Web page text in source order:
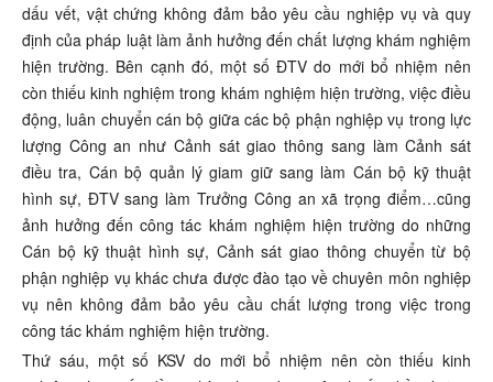
dấu vết, vật chứng không đảm bảo yêu cầu nghiệp vụ và quy
định của pháp luật làm ảnh hưởng đến chất lượng khám nghiệm
hiện trường. Bên cạnh đó, một số ĐTV do mới bổ nhiệm nên
còn thiếu kinh nghiệm trong khám nghiệm hiện trường, việc điều
động, luân chuyển cán bộ giữa các bộ phận nghiệp vụ trong lực
lượng Công an như Cảnh sát giao thông sang làm Cảnh sát
điều tra, Cán bộ quản lý giam giữ sang làm Cán bộ kỹ thuật
hình sự, ĐTV sang làm Trưởng Công an xã trọng điểm…cũng
ảnh hưởng đến công tác khám nghiệm hiện trường do những
Cán bộ kỹ thuật hình sự, Cảnh sát giao thông chuyển từ bộ
phận nghiệp vụ khác chưa được đào tạo về chuyên môn nghiệp
vụ nên không đảm bảo yêu cầu chất lượng trong việc trong
công tác khám nghiệm hiện trường.
Thứ sáu, một số KSV do mới bổ nhiệm nên còn thiếu kinh